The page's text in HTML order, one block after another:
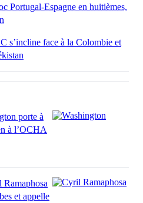
Portugal-Espagne en huitièmes,
s’incline face à la Colombie et
porte à
à l’OCHA
et appelle